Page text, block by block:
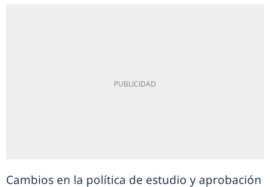
Cambios en la política de estudio y aprobación